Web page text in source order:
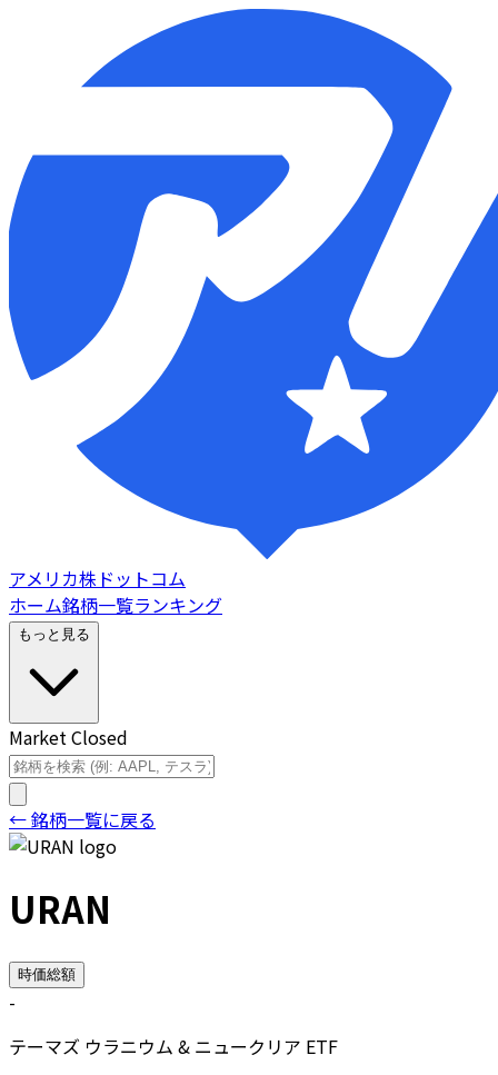
アメリカ株ドットコム
ホーム銘柄一覧ランキング
もっと見る
Market Closed
← 銘柄一覧に戻る
URAN
時価総額
-
テーマズ ウラニウム & ニュークリア ETF